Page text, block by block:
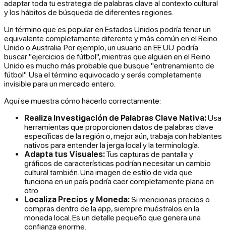
adaptar toda tu estrategia de palabras clave al contexto cultural
y los hábitos de búsqueda de diferentes regiones.
Un término que es popular en Estados Unidos podría tener un
equivalente completamente diferente y más común en el Reino
Unido o Australia. Por ejemplo, un usuario en EE.UU. podría
buscar "ejercicios de fútbol", mientras que alguien en el Reino
Unido es mucho más probable que busque "entrenamiento de
fútbol". Usa el término equivocado y serás completamente
invisible para un mercado entero.
Aquí se muestra cómo hacerlo correctamente:
Realiza Investigación de Palabras Clave Nativa:Usa
herramientas que proporcionen datos de palabras clave
específicas de la región o, mejor aún, trabaja con hablantes
nativos para entender la jerga local y la terminología.
Adapta tus Visuales:Tus capturas de pantalla y
gráficos de características podrían necesitar un cambio
cultural también. Una imagen de estilo de vida que
funciona en un país podría caer completamente plana en
otro.
Localiza Precios y Moneda:Si mencionas precios o
compras dentro de la app, siempre muéstralos en la
moneda local. Es un detalle pequeño que genera una
confianza enorme.